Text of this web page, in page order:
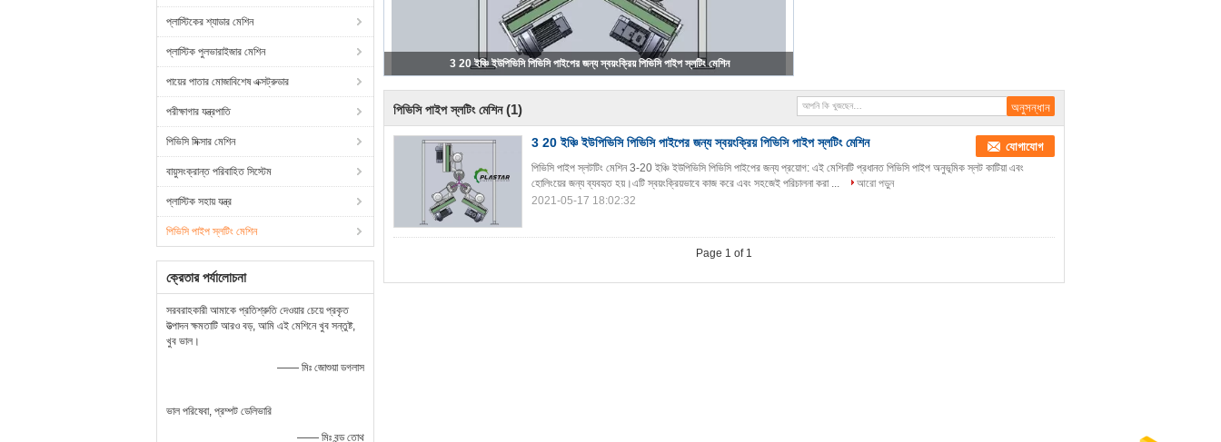
প্লাস্টিকের শ্যাডার মেশিন
প্লাস্টিক পুলভারাইজার মেশিন
পায়ের পাতার মোজাবিশেষ এক্সট্রুডার
পরীক্ষাগার যন্ত্রপাতি
পিভিসি মিক্সার মেশিন
বায়ুসংক্রান্ত পরিবাহিত সিস্টেম
প্লাস্টিক সহায় যন্ত্র
পিভিসি পাইপ স্লটিং মেশিন
ক্রেতার পর্যালোচনা
সরবরাহকারী আমাকে প্রতিশ্রুতি দেওয়ার চেয়ে প্রকৃত
উত্পাদন ক্ষমতাটি আরও বড়, আমি এই মেশিনে খুব সন্তুষ্ট,
খুব ভাল।
—— মিঃ জোশুয়া ডগলাস
ভাল পরিষেবা, প্রম্পট ডেলিভারি
—— মিঃ বন্ড তোথ
3 20 ইঞ্চি ইউপিভিসি পিভিসি পাইপের জন্য স্বয়ংক্রিয় পিভিসি পাইপ স্লটিং মেশিন
পিভিসি পাইপ স্লটিং মেশিন (1)
3 20 ইঞ্চি ইউপিভিসি পিভিসি পাইপের জন্য স্বয়ংক্রিয় পিভিসি পাইপ স্লটিং মেশিন যোগাযোগ
পিভিসি পাইপ স্লটটিং মেশিন 3-20 ইঞ্চি ইউপিভিসি পিভিসি পাইপের জন্য প্রয়োগ: এই মেশিনটি প্রধানত পিভিসি পাইপ অনুভূমিক স্লট কাটিয়া এবং
হোলিংয়ের জন্য ব্যবহৃত হয়।এটি স্বয়ংক্রিয়ভাবে কাজ করে এবং সহজেই পরিচালনা করা ...
আরো পড়ুন
2021-05-17 18:02:32
Page 1 of 1